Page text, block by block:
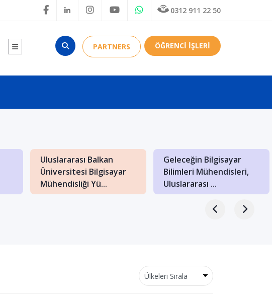
0312 911 22 50
PARTNERS ÖĞRENCİ İŞLERİ
Uluslararası Balkan
Üniversitesi Bilgisayar
Mühendisliği Yü...
Geleceğin Bilgisayar
Bilimleri Mühendisleri,
Uluslararası ...